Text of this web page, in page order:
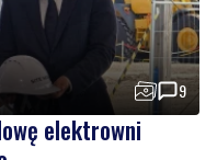
9
elektrowni